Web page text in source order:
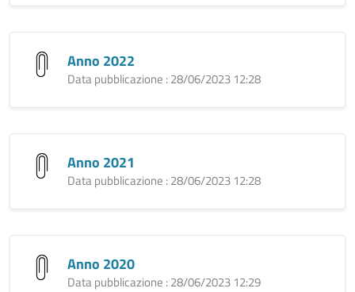
Anno 2022
Data pubblicazione : 28/06/2023 12:28
Anno 2021
Data pubblicazione : 28/06/2023 12:28
Anno 2020
Data pubblicazione : 28/06/2023 12:29